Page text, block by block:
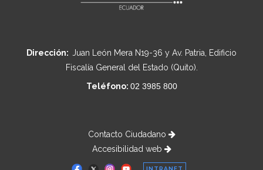
Dirección: Juan León Mera N19-36 y Av. Patria, Edificio
Fiscalía General del Estado (Quito).
Teléfono: 02 3985 800
Contacto Ciudadano
Accesibilidad web
INTRANET